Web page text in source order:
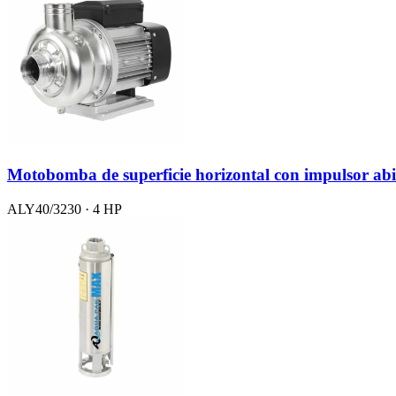
Motobomba de superficie horizontal con impulsor
ALY40/3230 · 4 HP